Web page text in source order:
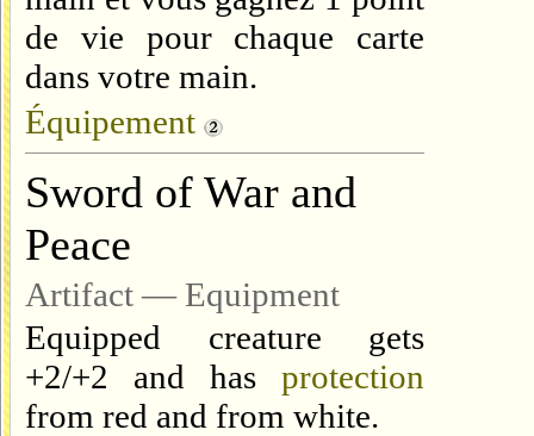
de vie pour chaque carte
dans votre main.
Équipement
Sword of War and
Peace
Artifact — Equipment
Equipped creature gets
+2/+2 and has protection
from red and from white.